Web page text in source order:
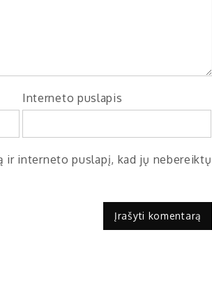
Interneto puslapis
ir interneto puslapį, kad jų nebereiktų